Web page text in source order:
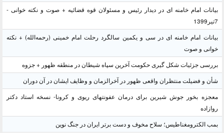
بیانات امام خامنه ای در دیدار رئیس و مسئولان قوه قضائیه + صوت و نکته خوانی -
7تیر1399
بیانات امام خامنه ای در سی و یکمین سالگرد رحلت امام خمینی (رحمه‌الله) + نکته
خوانی و صوت
بررسی جزئیات شکل گیری حکومت آخرین سپاه شیطان در منطقه ظهور + جزوه
شأن و فضیلت منتظران واقعی ظهور در آخرالزمان و وظایف ایشان در آن دوران
معجزه بخور جوش شیرین برای درمان عفونتهای ریوی و کرونا- نسخه استاد دکتر
روازاده
بمب الکترومغناطیس؛ سلاح مخوف و دست برتر ایران در جنگ نوین